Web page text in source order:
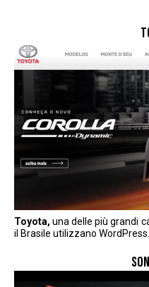
Toyota,una delle più grandi
il Brasile utilizzano WordPress.